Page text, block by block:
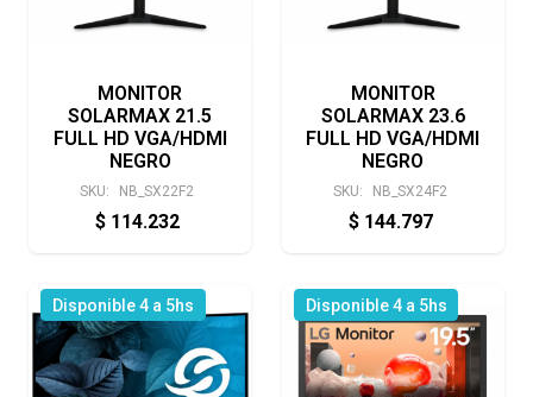
MONITOR
SOLARMAX 21.5
FULL HD VGA/HDMI
NEGRO
SKU: NB_SX22F2
$ 114.232
MONITOR
SOLARMAX 23.6
FULL HD VGA/HDMI
NEGRO
SKU: NB_SX24F2
$ 144.797
Disponible 4 a 5hs Disponible 4 a 5hs